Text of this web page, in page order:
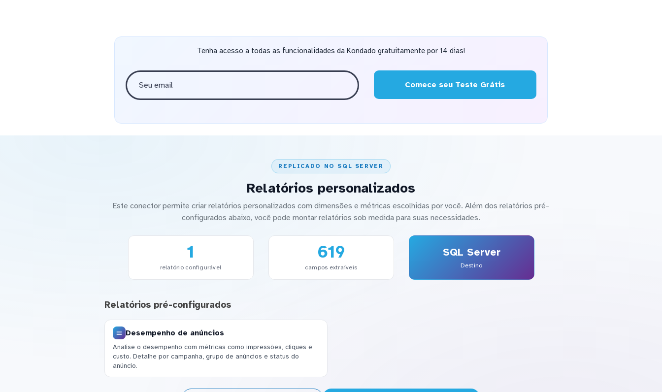
Tenha acesso a todas as funcionalidades da Kondado gratuitamente por 14 dias!
Comece seu Teste Grátis
REPLICADO NO SQL SERVER
Relatórios personalizados
Este conector permite criar relatórios personalizados com dimensões e métricas escolhidas por você. Além dos relatórios pré-
configurados abaixo, você pode montar relatórios sob medida para suas necessidades.
1
relatório configurável
619
campos extraíveis
SQL Server
Destino
Relatórios pré-configurados
Desempenho de anúncios
Analise o desempenho com métricas como impressões, cliques e
custo. Detalhe por campanha, grupo de anúncios e status do
anúncio.